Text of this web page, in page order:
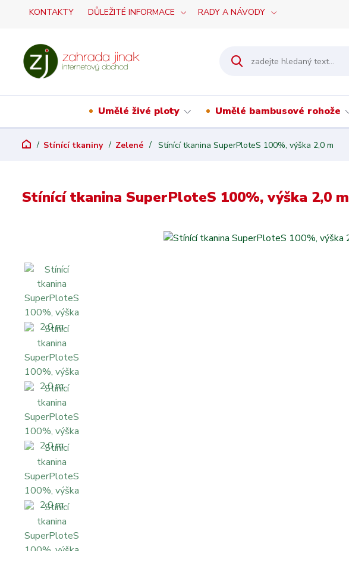
KONTAKTY DŮLEŽITÉ INFORMACE RADY A NÁVODY
Umělé živé ploty Umělé bambusové rohože
Stínící tkaniny Zelené Stínící tkanina SuperPloteS 100%, výška 2,0 m
Stínící tkanina SuperPloteS 100%, výška 2,0 m